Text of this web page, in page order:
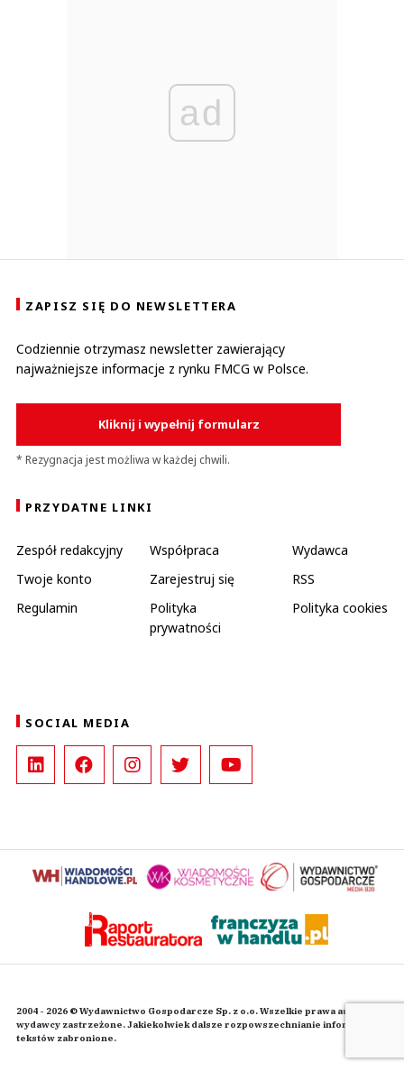
ad
ZAPISZ SIĘ DO NEWSLETTERA
Codziennie otrzymasz newsletter zawierający
najważniejsze informacje z rynku FMCG w Polsce.
Kliknij i wypełnij formularz
* Rezygnacja jest możliwa w każdej chwili.
PRZYDATNE LINKI
Zespół redakcyjny Współpraca
Wydawca
Twoje konto
Zarejestruj się
RSS
Regulamin
Polityka
prywatności
Polityka cookies
SOCIAL MEDIA
2004 - 2026 © Wydawnictwo Gospodarcze Sp. z o.o. Wszelkie prawa autorskie
wydawcy zastrzeżone. Jakiekolwiek dalsze rozpowszechnianie informacji i
tekstów zabronione.